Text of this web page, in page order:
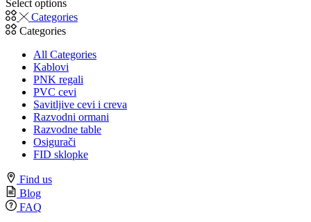
Select options
Categories
Categories
All Categories
Kablovi
PNK regali
PVC cevi
Savitljive cevi i creva
Razvodni ormani
Razvodne table
Osigurači
FID sklopke
Find us
Blog
FAQ